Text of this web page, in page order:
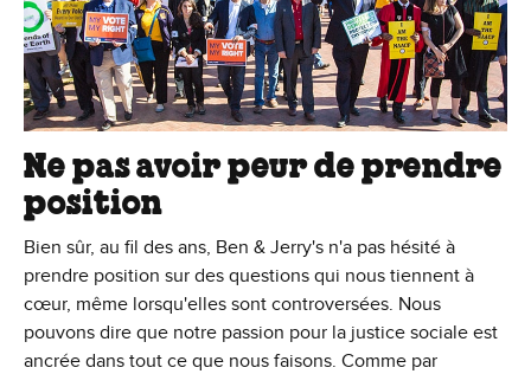
Ne pas avoir peur de prendre
position
Bien sûr, au fil des ans, Ben & Jerry's n'a pas hésité à
prendre position sur des questions qui nous tiennent à
cœur, même lorsqu'elles sont controversées. Nous
pouvons dire que notre passion pour la justice sociale est
ancrée dans tout ce que nous faisons. Comme par